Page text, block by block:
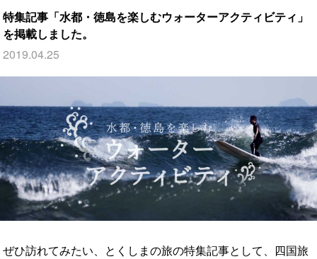
特集記事「水都・徳島を楽しむウォーターアクティビティ」
を掲載しました。
2019.04.25
ぜひ訪れてみたい、とくしまの旅の特集記事として、四国旅